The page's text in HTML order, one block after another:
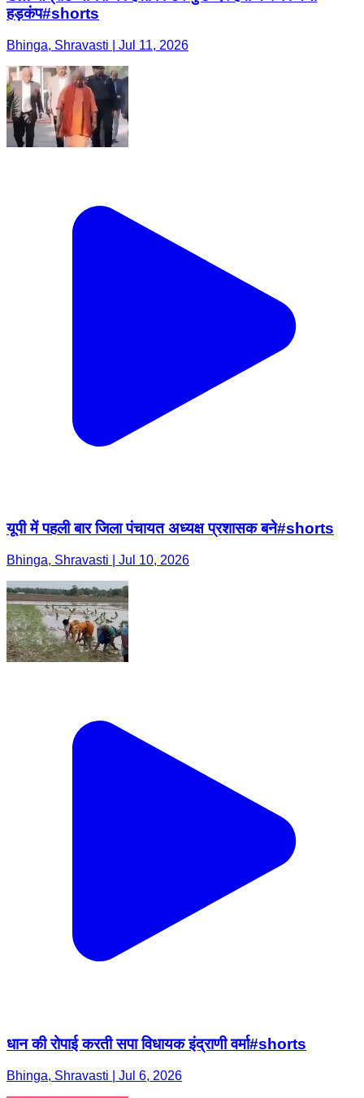
हड़कंप#shorts
Bhinga, Shravasti | Jul 11, 2026
यूपी में पहली बार जिला पंचायत अध्यक्ष प्रशासक बने#shorts
Bhinga, Shravasti | Jul 10, 2026
धान की रोपाई करती सपा विधायक इंद्राणी वर्मा#shorts
Bhinga, Shravasti | Jul 6, 2026